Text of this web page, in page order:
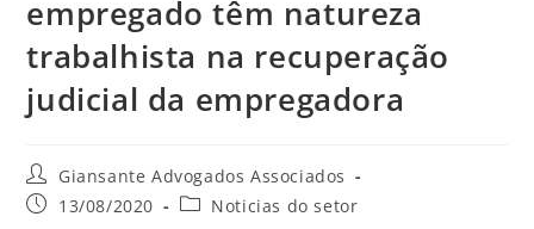
empregado têm natureza
trabalhista na recuperação
judicial da empregadora
Giansante Advogados Associados
13/08/2020
Noticias do setor